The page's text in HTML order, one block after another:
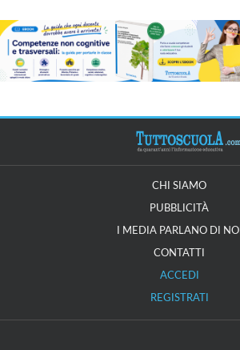
CHI SIAMO
PUBBLICITÀ
I MEDIA PARLANO DI NOI
CONTATTI
ACCEDI
REGISTRATI